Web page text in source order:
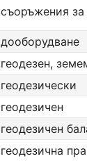
съоръжения за
дооборудване
геодезен,
геодезически
геодезичен
геодезичен
геодезична